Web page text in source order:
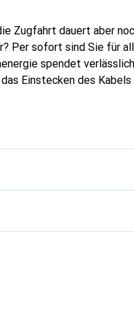
Zugfahrt dauert aber
Per sofort sind Sie für
spendet
Einstecken des